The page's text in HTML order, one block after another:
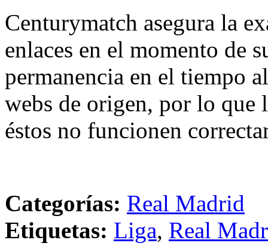
Centurymatch asegura la
enlaces en el momento de
permanencia en el tiempo
webs de origen, por lo que
éstos no funcionen
Categorías: Real Madrid
Etiquetas: Liga, Real